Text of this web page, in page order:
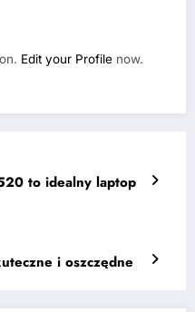
Edit your Profile now.
to idealny laptop
i oszczędne